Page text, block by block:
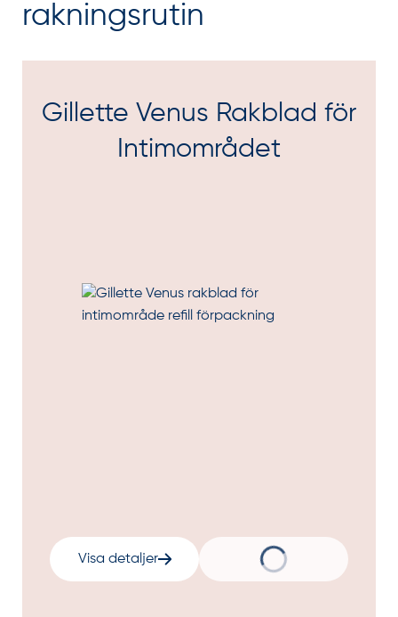
rakningsrutin
Gillette Venus Rakblad för
Intimområdet
Visa detaljer